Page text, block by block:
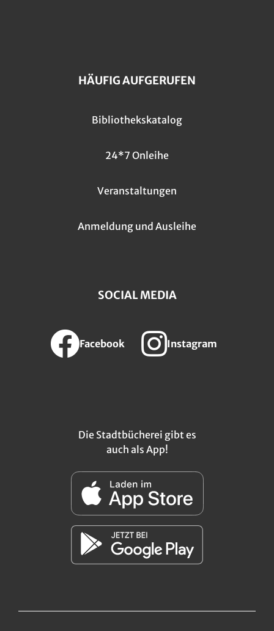
HÄUFIG AUFGERUFEN
Bibliothekskatalog
24*7 Onleihe
Veranstaltungen
Anmeldung und Ausleihe
SOCIAL MEDIA
Facebook Instagram
Die Stadtbücherei gibt es
auch als App!